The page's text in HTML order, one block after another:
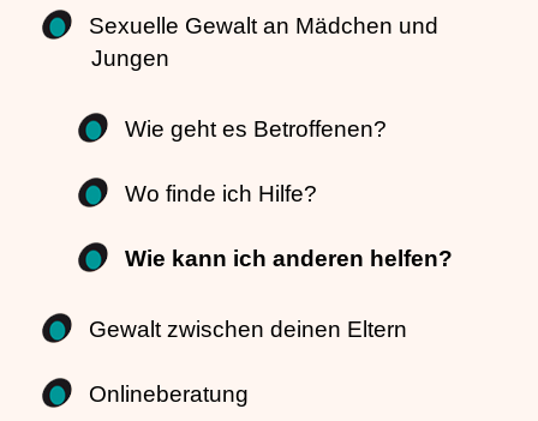
Sexuelle Gewalt an Mädchen und
Jungen
Wie geht es Betroffenen?
Wo finde ich Hilfe?
Wie kann ich anderen helfen?
Gewalt zwischen deinen Eltern
Onlineberatung